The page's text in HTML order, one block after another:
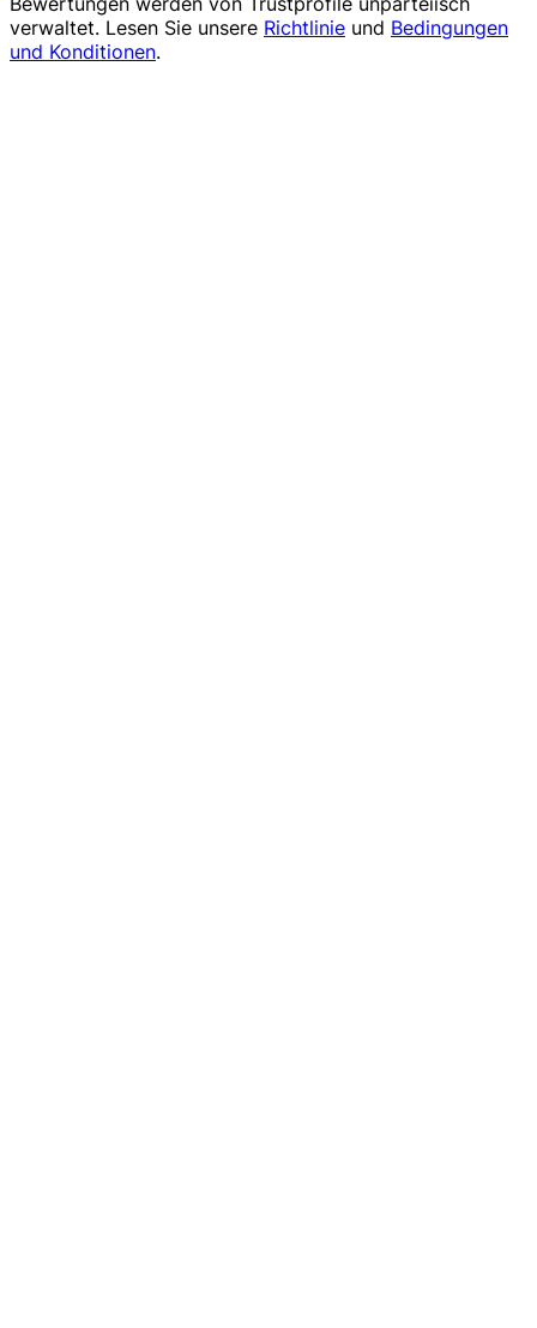
verwaltet. Lesen Sie unsere Richtlinie und Bedingungen
und Konditionen.